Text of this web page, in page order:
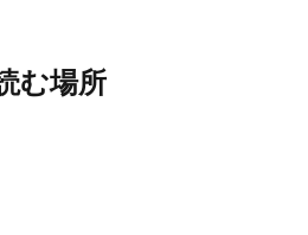
む場所